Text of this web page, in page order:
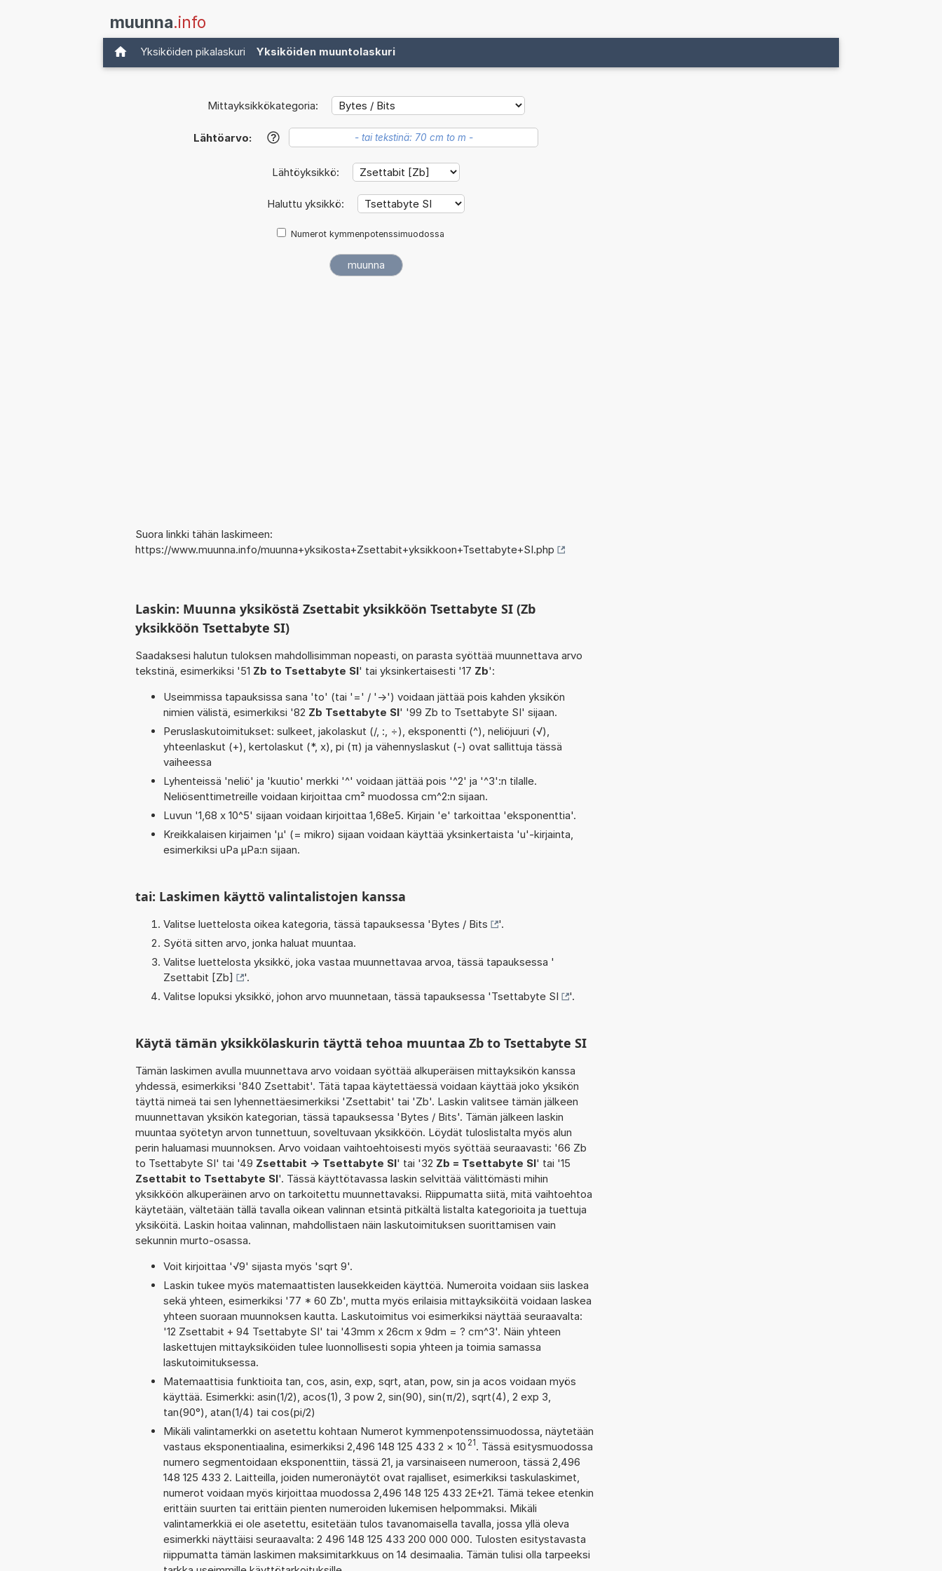
muunna.info
Yksiköiden pikalaskuri Yksiköiden muuntolaskuri
Mittayksikkökategoria:
Lähtöarvo: ?
Lähtöyksikkö:
Haluttu yksikkö:
Numerot kymmenpotenssimuodossa
Suora linkki tähän laskimeen:
https://www.muunna.info/muunna+yksikosta+Zsettabit+yksikkoon+Tsettabyte+SI.php
Laskin: Muunna yksiköstä Zsettabit yksikköön Tsettabyte SI (Zb
yksikköön Tsettabyte SI)
Saadaksesi halutun tuloksen mahdollisimman nopeasti, on parasta syöttää muunnettava arvo
tekstinä, esimerkiksi '51 Zb to Tsettabyte SI' tai yksinkertaisesti '17 Zb':
Useimmissa tapauksissa sana 'to' (tai '=' / '->') voidaan jättää pois kahden yksikön
nimien välistä, esimerkiksi '82 Zb Tsettabyte SI' '99 Zb to Tsettabyte SI' sijaan.
Peruslaskutoimitukset: sulkeet, jakolaskut (/, :, ÷), eksponentti (^), neliöjuuri (√),
yhteenlaskut (+), kertolaskut (*, x), pi (π) ja vähennyslaskut (-) ovat sallittuja tässä
vaiheessa
Lyhenteissä 'neliö' ja 'kuutio' merkki '^' voidaan jättää pois '^2' ja '^3':n tilalle.
Neliösenttimetreille voidaan kirjoittaa cm² muodossa cm^2:n sijaan.
Luvun '1,68 x 10^5' sijaan voidaan kirjoittaa 1,68e5. Kirjain 'e' tarkoittaa 'eksponenttia'.
Kreikkalaisen kirjaimen 'µ' (= mikro) sijaan voidaan käyttää yksinkertaista 'u'-kirjainta,
esimerkiksi uPa µPa:n sijaan.
tai: Laskimen käyttö valintalistojen kanssa
Valitse luettelosta oikea kategoria, tässä tapauksessa 'Bytes / Bits
'.
Syötä sitten arvo, jonka haluat muuntaa.
Valitse luettelosta yksikkö, joka vastaa muunnettavaa arvoa, tässä tapauksessa '
Zsettabit [Zb]
'.
Valitse lopuksi yksikkö, johon arvo muunnetaan, tässä tapauksessa 'Tsettabyte SI '.
Käytä tämän yksikkölaskurin täyttä tehoa muuntaa Zb to Tsettabyte SI
Tämän laskimen avulla muunnettava arvo voidaan syöttää alkuperäisen mittayksikön kanssa
yhdessä, esimerkiksi '840 Zsettabit'. Tätä tapaa käytettäessä voidaan käyttää joko yksikön
täyttä nimeä tai sen lyhennettäesimerkiksi 'Zsettabit' tai 'Zb'. Laskin valitsee tämän jälkeen
muunnettavan yksikön kategorian, tässä tapauksessa 'Bytes / Bits'. Tämän jälkeen laskin
muuntaa syötetyn arvon tunnettuun, soveltuvaan yksikköön. Löydät tuloslistalta myös alun
perin haluamasi muunnoksen. Arvo voidaan vaihtoehtoisesti myös syöttää seuraavasti: '66 Zb
to Tsettabyte SI' tai '49 Zsettabit -> Tsettabyte SI' tai '32 Zb = Tsettabyte SI' tai '15
Zsettabit to Tsettabyte SI'. Tässä käyttötavassa laskin selvittää välittömästi mihin
yksikköön alkuperäinen arvo on tarkoitettu muunnettavaksi. Riippumatta siitä, mitä vaihtoehtoa
käytetään, vältetään tällä tavalla oikean valinnan etsintä pitkältä listalta kategorioita ja tuettuja
yksiköitä. Laskin hoitaa valinnan, mahdollistaen näin laskutoimituksen suorittamisen vain
sekunnin murto-osassa.
Voit kirjoittaa '√9' sijasta myös 'sqrt 9'.
Laskin tukee myös matemaattisten lausekkeiden käyttöä. Numeroita voidaan siis laskea
sekä yhteen, esimerkiksi '77 * 60 Zb', mutta myös erilaisia mittayksiköitä voidaan laskea
yhteen suoraan muunnoksen kautta. Laskutoimitus voi esimerkiksi näyttää seuraavalta:
'12 Zsettabit + 94 Tsettabyte SI' tai '43mm x 26cm x 9dm = ? cm^3'. Näin yhteen
laskettujen mittayksiköiden tulee luonnollisesti sopia yhteen ja toimia samassa
laskutoimituksessa.
Matemaattisia funktioita tan, cos, asin, exp, sqrt, atan, pow, sin ja acos voidaan myös
käyttää. Esimerkki: asin(1/2), acos(1), 3 pow 2, sin(90), sin(π/2), sqrt(4), 2 exp 3,
tan(90°), atan(1/4) tai cos(pi/2)
Mikäli valintamerkki on asetettu kohtaan Numerot kymmenpotenssimuodossa, näytetään
vastaus eksponentiaalina, esimerkiksi 2,496 148 125 433 2 × 10 21. Tässä esitysmuodossa
numero segmentoidaan eksponenttiin, tässä 21, ja varsinaiseen numeroon, tässä 2,496
148 125 433 2. Laitteilla, joiden numeronäytöt ovat rajalliset, esimerkiksi taskulaskimet,
numerot voidaan myös kirjoittaa muodossa 2,496 148 125 433 2E+21. Tämä tekee etenkin
erittäin suurten tai erittäin pienten numeroiden lukemisen helpommaksi. Mikäli
valintamerkkiä ei ole asetettu, esitetään tulos tavanomaisella tavalla, jossa yllä oleva
esimerkki näyttäisi seuraavalta: 2 496 148 125 433 200 000 000. Tulosten esitystavasta
riippumatta tämän laskimen maksimitarkkuus on 14 desimaalia. Tämän tulisi olla tarpeeksi